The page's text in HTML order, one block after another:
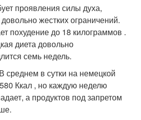
проявления силы духа,
довольно жестких ограничений.
похудение до 18 килограммов .
диета довольно
семь недель.
среднем в сутки на немецкой
Ккал , но каждую неделю
а продуктов под запретом